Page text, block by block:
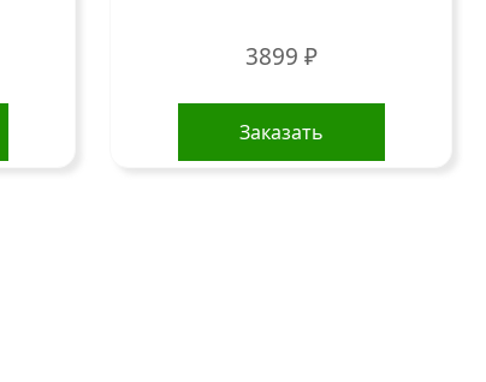
3899 ₽
Заказать